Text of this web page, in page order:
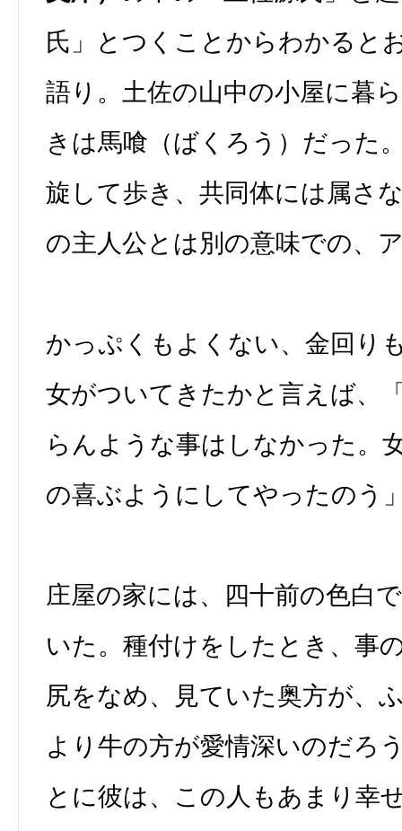
氏」とつくことからわかると
語り。土佐の山中の小屋に暮
きは馬喰（ばくろう）だった
旋して歩き、共同体には属さ
の主人公とは別の意味での、
かっぷくもよくない、金回り
女がついてきたかと言えば、
らんような事はしなかった。
の喜ぶようにしてやったのう
庄屋の家には、四十前の色白
いた。種付けをしたとき、事
尻をなめ、見ていた奥方が、
より牛の方が愛情深いのだろ
とに彼は、この人もあまり幸